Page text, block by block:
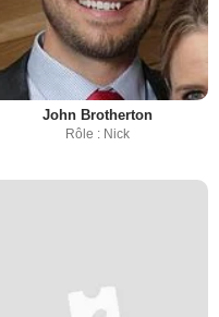
John Brotherton
Rôle : Nick